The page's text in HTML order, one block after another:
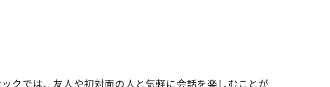
クでは、友人や初対面の人と気軽に会話を楽しむことが